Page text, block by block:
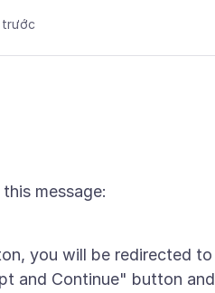
trước
message:
you will be redirected
and Continue" button